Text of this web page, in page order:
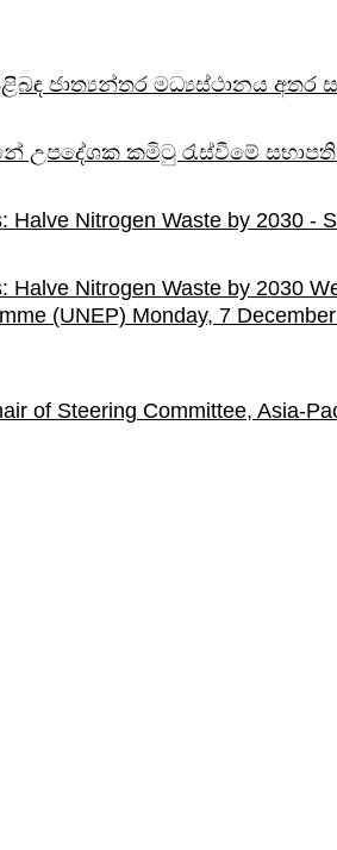
ජාත්‍යන්තර මධ්‍යස්ථානය
උපදේශක කමිටු රැස්වීමේ
Halve Nitrogen Waste by 2030 -
Halve Nitrogen Waste by 2030
(UNEP) Monday, 7
of Steering Committee, Asia-